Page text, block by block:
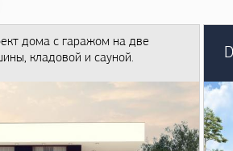
Фото проектов домов
дома с гаражом на две
кладовой и сауной.